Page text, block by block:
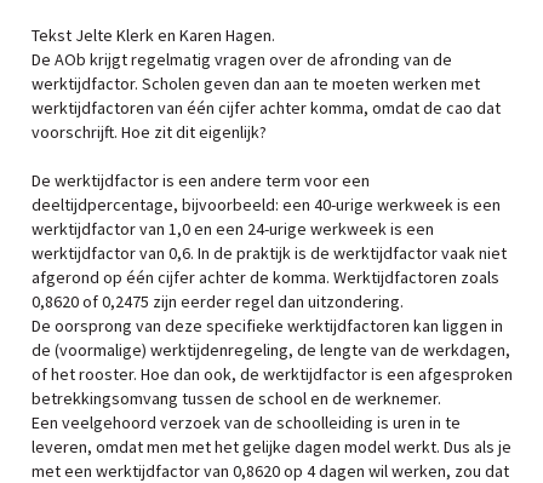
Tekst Jelte Klerk en Karen Hagen.
De AOb krijgt regelmatig vragen over de afronding van de
werktijdfactor. Scholen geven dan aan te moeten werken met
werktijdfactoren van één cijfer achter komma, omdat de cao dat
voorschrijft. Hoe zit dit eigenlijk?
De werktijdfactor is een andere term voor een
deeltijdpercentage, bijvoorbeeld: een 40-urige werkweek is een
werktijdfactor van 1,0 en een 24-urige werkweek is een
werktijdfactor van 0,6. In de praktijk is de werktijdfactor vaak niet
afgerond op één cijfer achter de komma. Werktijdfactoren zoals
0,8620 of 0,2475 zijn eerder regel dan uitzondering.
De oorsprong van deze specifieke werktijdfactoren kan liggen in
de (voormalige) werktijdenregeling, de lengte van de werkdagen,
of het rooster. Hoe dan ook, de werktijdfactor is een afgesproken
betrekkingsomvang tussen de school en de werknemer.
Een veelgehoord verzoek van de schoolleiding is uren in te
leveren, omdat men met het gelijke dagen model werkt. Dus als je
met een werktijdfactor van 0,8620 op 4 dagen wil werken, zou dat